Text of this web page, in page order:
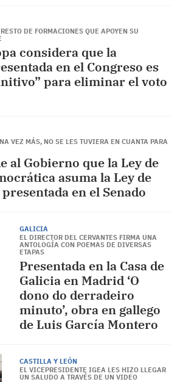
DE FORMACIONES QUE APOYEN SU
considera que la
en el Congreso es
para eliminar el voto
VEZ MÁS, NO SE LES TUVIERA EN CUANTA PARA
al Gobierno que la Ley de
asuma la Ley de
en el Senado
GALICIA
EL DIRECTOR DEL CERVANTES FIRMA UNA
ANTOLOGÍA CON POEMAS DE DIVERSAS
ETAPAS
Presentada en la Casa de
Galicia en Madrid ‘O
dono do derradeiro
minuto’, obra en gallego
de Luis García Montero
CASTILLA Y LEÓN
EL VICEPRESIDENTE IGEA LES HIZO LLEGAR
UN SALUDO A TRAVÉS DE UN VIDEO